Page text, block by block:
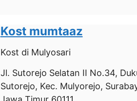
Kost mumtaaz
Kost di Mulyosari
Jl. Sutorejo Selatan II No.34,
Sutorejo, Kec. Mulyorejo,